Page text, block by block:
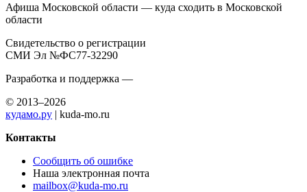
Афиша Московской области — куда сходить в Московской
области
Свидетельство о регистрации
СМИ Эл №ФС77-32290
Разработка и поддержка —
© 2013–2026
кудамо.ру | kuda-mo.ru
Контакты
Сообщить об ошибке
Наша электронная почта
mailbox@kuda-mo.ru